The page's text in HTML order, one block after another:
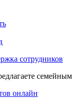
сотрудников
онлайн